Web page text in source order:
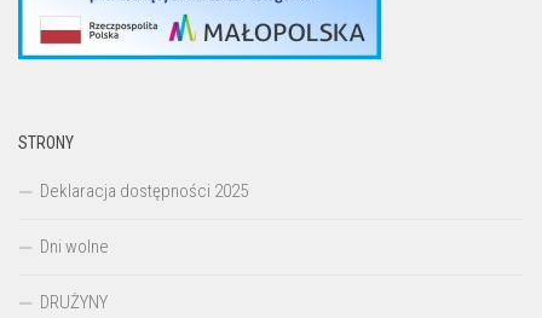
STRONY
Deklaracja dostępności 2025
Dni wolne
DRUŻYNY